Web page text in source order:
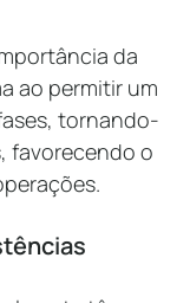
da
ao permitir um
tornando-
favorecendo o